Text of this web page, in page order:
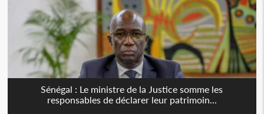
Sénégal : Le ministre de la Justice somme les
responsables de déclarer leur patrimoin...